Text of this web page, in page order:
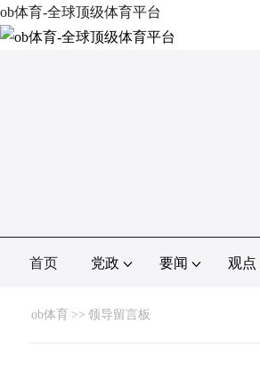
ob体育-全球顶级体育平台
首页 党政 要闻 观点
ob体育 >> 领导留言板